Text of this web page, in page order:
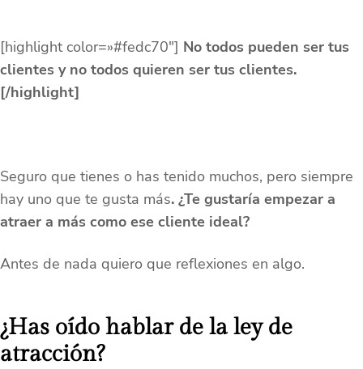
[highlight color=»#fedc70″] No todos pueden ser tus
clientes y no todos quieren ser tus clientes.
[/highlight]
Seguro que tienes o has tenido muchos, pero siempre
hay uno que te gusta más. ¿Te gustaría empezar a
atraer a más como ese cliente ideal?
Antes de nada quiero que reflexiones en algo.
¿Has oído hablar de la ley de
atracción?